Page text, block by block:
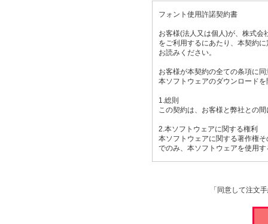
フォント使用許諾契約書
お客様(法人又は個人)が、株式会
をご利用するにあたり、本契約
お読みください。
お客様が本契約の全ての条項に
本ソフトウェアのダウンロード
1.総則
この契約は、お客様と弊社との
2.本ソフトウェアに関する権利
本ソフトウェアに関する著作権
でのみ、本ソフトウェアを使用
4.商用利用について
お客様は、対価を得て制作する
「同意して注文